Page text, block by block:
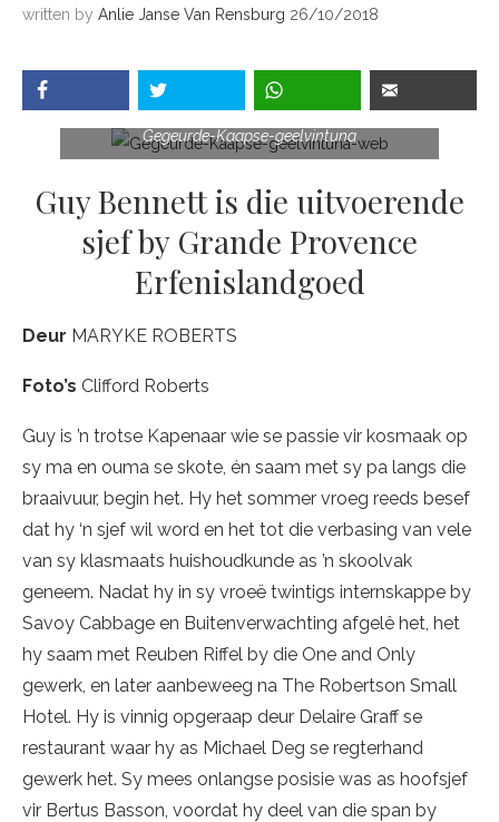
written by Anlie Janse Van Rensburg 26/10/2018
Gegeurde-Kaapse-geelvintuna
Guy Bennett is die uitvoerende
sjef by Grande Provence
Erfenislandgoed
Deur MARYKE ROBERTS
Foto’s Clifford Roberts
Guy is ’n trotse Kapenaar wie se passie vir kosmaak op
sy ma en ouma se skote, én saam met sy pa langs die
braaivuur, begin het. Hy het sommer vroeg reeds besef
dat hy ‘n sjef wil word en het tot die verbasing van vele
van sy klasmaats huishoudkunde as ’n skoolvak
geneem. Nadat hy in sy vroeë twintigs internskappe by
Savoy Cabbage en Buitenverwachting afgelê het, het
hy saam met Reuben Riffel by die One and Only
gewerk, en later aanbeweeg na The Robertson Small
Hotel. Hy is vinnig opgeraap deur Delaire Graff se
restaurant waar hy as Michael Deg se regterhand
gewerk het. Sy mees onlangse posisie was as hoofsjef
vir Bertus Basson, voordat hy deel van die span by